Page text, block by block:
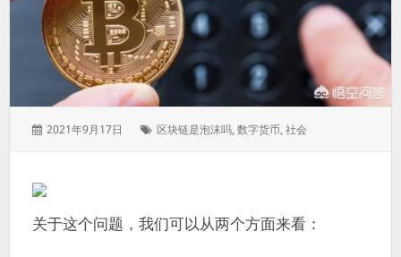
发
2021年9月17日
标
区块链是泡沫吗,数字货币,社会
关于这个问题，我们可以从两个方面来看：